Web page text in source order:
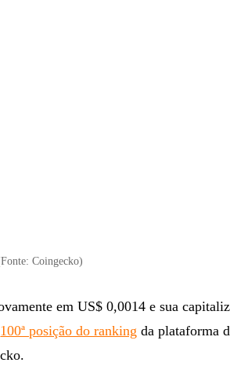
Coingecko)
em US$ 0,0014 e sua
100ª posição do ranking da plataforma